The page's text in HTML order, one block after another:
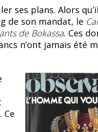
ses plans. Alors
de son mandat, le
de Bokassa. Ces
n’ont jamais été